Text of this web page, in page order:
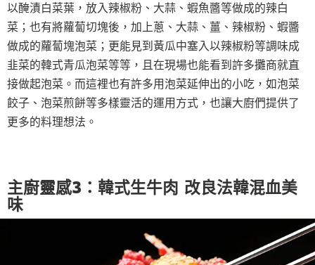
以醃漬白菜葉，放入辣椒粉、大蒜、蝦魚醬等做成的辣白
菜；也有將蘿蔔切塊後，加上蔥、大蒜、薑、辣椒粉、蝦醬
做成的蘿蔔塊泡菜；更能見到黃瓜中塞入以辣椒粉等調味成
韭菜的韓式青瓜泡菜等等，且在現場也能看到許多攤商就直
接做起泡菜。而這裡也有許多用泡菜延伸出的小吃，如泡菜
餃子、泡菜煎餅等多樣靈活的運用方式，也讓大廚們提供了
更多的料理想法。
主廚靈感3：韓式生牛肉 改良法韓混血美
味